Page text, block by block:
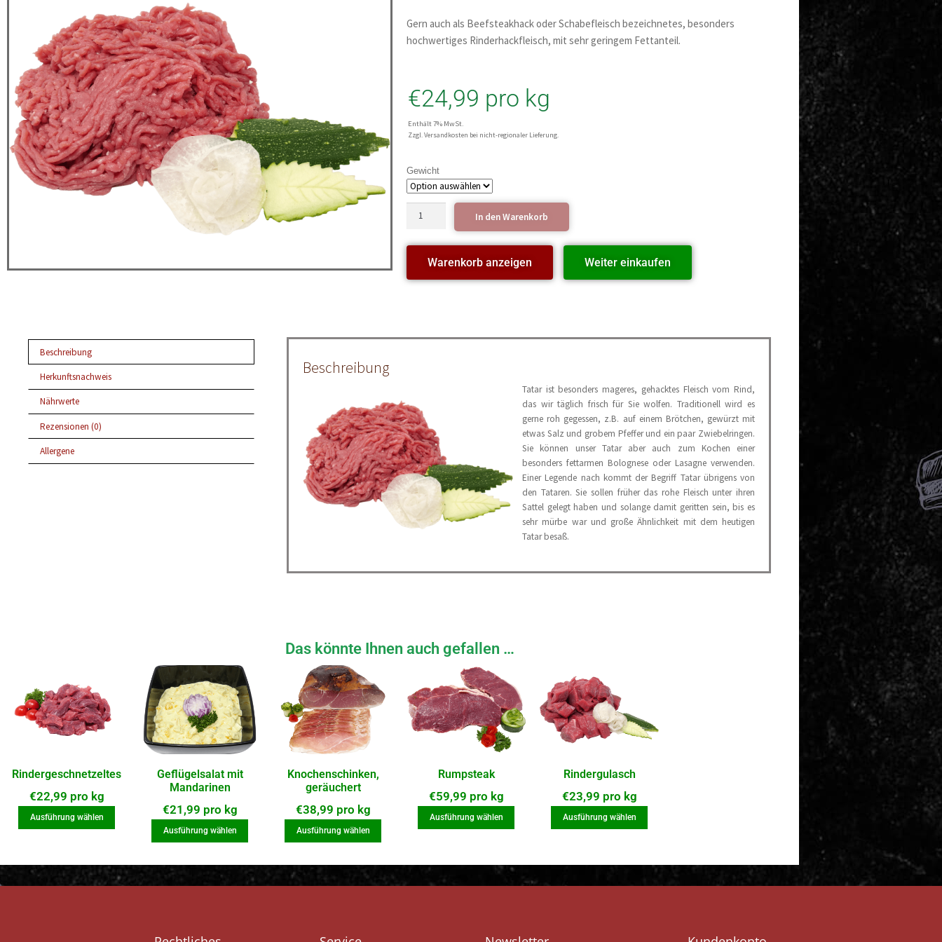
Gern auch als Beefsteakhack oder Schabefleisch bezeichnetes, besonders
hochwertiges Rinderhackfleisch, mit sehr geringem Fettanteil.
€24,99 pro kg
Enthält 7% MwSt.
Zzgl. Versandkosten bei nicht-regionaler Lieferung.
Gewicht
In den Warenkorb
Warenkorb anzeigen Weiter einkaufen
Beschreibung
Herkunftsnachweis
Nährwerte
Rezensionen (0)
Allergene
Beschreibung
Tatar ist besonders mageres, gehacktes Fleisch vom Rind,
das wir täglich frisch für Sie wolfen. Traditionell wird es
gerne roh gegessen, z.B. auf einem Brötchen, gewürzt mit
etwas Salz und grobem Pfeffer und ein paar Zwiebelringen.
Sie können unser Tatar aber auch zum Kochen einer
besonders fettarmen Bolognese oder Lasagne verwenden.
Einer Legende nach kommt der Begriff Tatar übrigens von
den Tataren. Sie sollen früher das rohe Fleisch unter ihren
Sattel gelegt haben und solange damit geritten sein, bis es
sehr mürbe war und große Ähnlichkeit mit dem heutigen
Tatar besaß.
Das könnte Ihnen auch gefallen …
Rindergeschnetzeltes
€22,99 pro kg
Ausführung wählen
Geflügelsalat mit
Mandarinen
€21,99 pro kg
Ausführung wählen
Knochenschinken,
geräuchert
€38,99 pro kg
Ausführung wählen
Rumpsteak
€59,99 pro kg
Ausführung wählen
Rindergulasch
€23,99 pro kg
Ausführung wählen